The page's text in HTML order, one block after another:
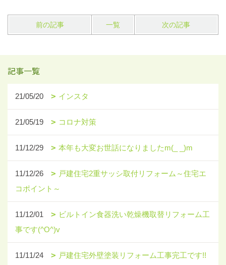
前の記事 一覧 次の記事
記事一覧
21/05/20 インスタ
21/05/19 コロナ対策
11/12/29 本年も大変お世話になりましたm(_ _)m
11/12/26
戸建住宅2重サッシ取付リフォーム～住宅エ
コポイント～
11/12/01
ビルトイン食器洗い乾燥機取替リフォーム工
事です(^O^)v
11/11/24 戸建住宅外壁塗装リフォーム工事完工です!!